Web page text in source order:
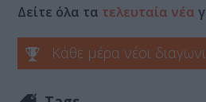
Δείτε όλα τα τελευταία νέα
Κάθε μέρα νέοι